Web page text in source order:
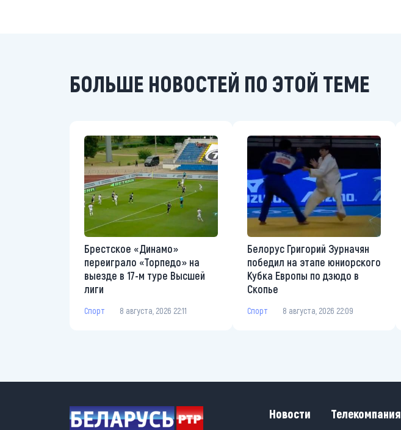
БОЛЬШЕ НОВОСТЕЙ ПО ЭТОЙ ТЕМЕ
Брестское «Динамо»
переиграло «Торпедо» на
выезде в 17-м туре Высшей
лиги
Спорт 8 августа, 2026 22:11
Белорус Григорий Зурначян
победил на этапе юниорского
Кубка Европы по дзюдо в
Скопье
Спорт 8 августа, 2026 22:09
Новости Телекомпания